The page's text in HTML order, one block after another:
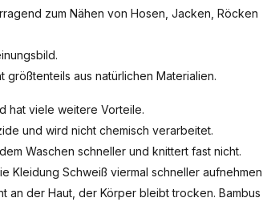
zum Nähen von Hosen, Jacken, Röcken
größtenteils aus natürlichen Materialien.
hat viele weitere Vorteile.
und wird nicht chemisch verarbeitet.
Waschen schneller und knittert fast nicht.
Kleidung Schweiß viermal schneller aufnehmen
an der Haut, der Körper bleibt trocken. Bambus